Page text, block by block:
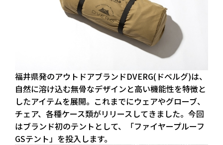
福井県発のアウトドアブランドDVERG(ドベルグ)は、
自然に溶け込む無骨なデザインと高い機能性を特徴と
したアイテムを展開。これまでにウェアやグローブ、
チェア、各種ケース類がリリースしてきました。今回
はブランド初のテントとして、「ファイヤープルーフ
GSテント」を投入します。